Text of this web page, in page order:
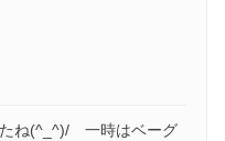
ね(^_^)/ 一時はベーグ